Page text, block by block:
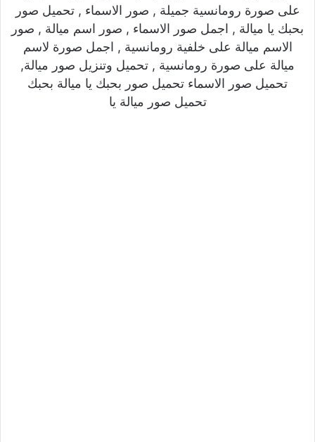
على صورة رومانسية جميلة , صور الاسماء , تحميل صور
بحبك يا ميالة , اجمل صور الاسماء , صور اسم ميالة , صور
الاسم ميالة على خلفية رومانسية , اجمل صورة لاسم
ميالة على صورة رومانسية , تحميل وتنزيل صور ميالة,
تحميل صور الاسماء تحميل صور بحبك يا ميالة بحبك
تحميل صور ميالة يا